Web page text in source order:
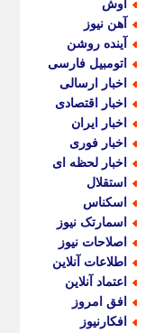
آوش
آهن نیوز
آینده روشن
اتومبیل فارسی
اخبار ارسالی
اخبار اقتصادی
اخبار ایران
اخبار فوری
اخبار لحظه ای
استقلال
اسکناس
اسمارتک نیوز
اصلاحات نیوز
اطلاعات آنلاین
اعتماد آنلاین
افق امروز
افکارنیوز